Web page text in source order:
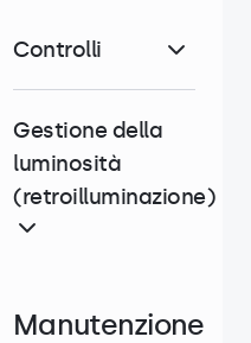
Controlli
Gestione della
luminosità
(retroilluminazione)
Manutenzione